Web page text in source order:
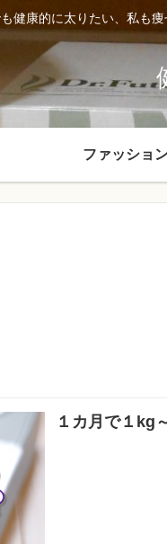
健康的に太りたい、私も
ファッショ
１カ月で１kg